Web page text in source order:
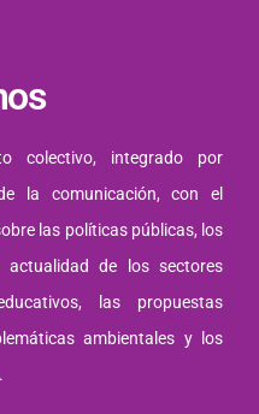
colectivo, integrado por
la comunicación, con el
las políticas públicas, los
actualidad de los sectores
las propuestas
ambientales y los